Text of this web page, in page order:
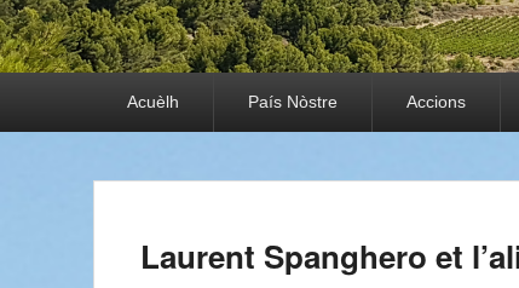
Acuèlh País Nòstre Accions
Laurent Spanghero et